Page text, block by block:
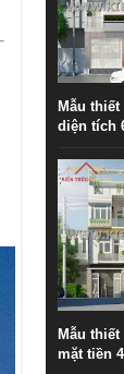
Mẫu
diện tích
Mẫu
mặt tiền